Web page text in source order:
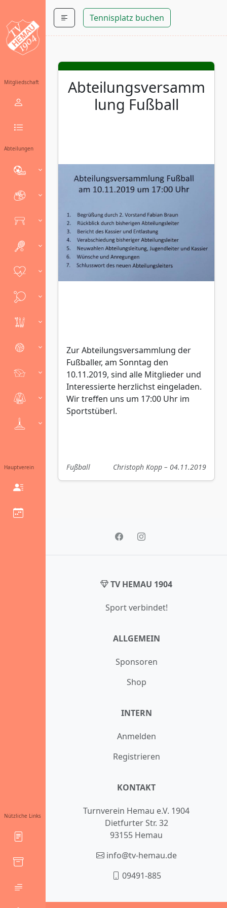
Mitgliedschaft
Abteilungen
Hauptverein
Nützliche Links
Tennisplatz buchen
Abteilungsversamm
lung Fußball
Zur Abteilungsversammlung der
Fußballer, am Sonntag den
10.11.2019, sind alle Mitglieder und
Interessierte herzlichst eingeladen.
Wir treffen uns um 17:00 Uhr im
Sportstüberl.
Fußball Christoph Kopp – 04.11.2019
TV HEMAU 1904
Sport verbindet!
ALLGEMEIN
Sponsoren
Shop
INTERN
Anmelden
Registrieren
KONTAKT
Turnverein Hemau e.V. 1904
Dietfurter Str. 32
93155 Hemau
info@tv-hemau.de
09491-885